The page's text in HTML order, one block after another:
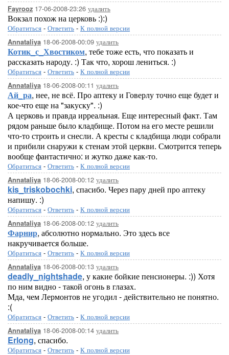
Fayrooz 17-06-2008-23:26 удалить
Вокзал похож на церковь :):)
Обратиться - Ответить - К полной версии
Annataliya 18-06-2008-00:09 удалить
Котик_с_Хвостиком, тебе тоже есть, что показать и
рассказать народу. :) Так что, хорош лениться. :)
Обратиться - Ответить - К полной версии
Annataliya 18-06-2008-00:11 удалить
Ай_ра, нее, не всё. Про аптеку и Говерлу точно еще будет и
кое-что еще на "закуску". :)
А церковь и правда ирреальная. Еще интересный факт. Там
рядом раньше было кладбище. Потом на его месте решили
что-то строить и снесли. А кресты с кладбища люди собрали
и прибили снаружи к стенам этой церкви. Смотрится теперь
вообще фантастично: и жутко даже как-то.
Обратиться - Ответить - К полной версии
Annataliya 18-06-2008-00:12 удалить
kis_triskobochki, спасибо. Через пару дней про аптеку
напишу. :)
Обратиться - Ответить - К полной версии
Annataliya 18-06-2008-00:12 удалить
Фарнир, абсолютно нормально. Это здесь все
накручивается больше.
Обратиться - Ответить - К полной версии
Annataliya 18-06-2008-00:13 удалить
deadly_nightshade, у какие бойкие пенсионеры. :)) Хотя
по ним видно - такой огонь в глазах.
Мда, чем Лермонтов не угодил - действительно не понятно.
:(
Обратиться - Ответить - К полной версии
Annataliya 18-06-2008-00:14 удалить
Erlong, спасибо.
Обратиться - Ответить - К полной версии